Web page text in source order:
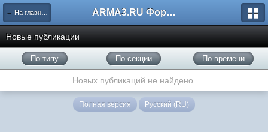
← На главную ARMA3.RU Форум
Новые публикации
По типу По секции По времени
Новых публикаций не найдено.
Полная версия Русский (RU)